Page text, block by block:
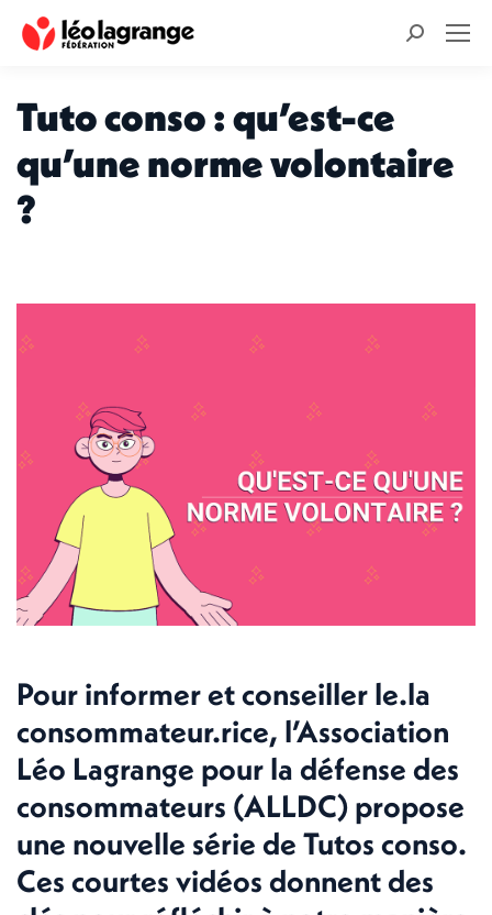
Recherche
Tuto conso : qu’est-ce
qu’une norme volontaire
?
Pour informer et conseiller le.la
consommateur.rice, l’Association
Léo Lagrange pour la défense des
consommateurs (ALLDC) propose
une nouvelle série de Tutos conso.
Ces courtes vidéos donnent des